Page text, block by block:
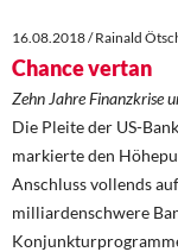
16.08.2018 / Rainald
Chance vertan
Zehn Jahre Finanzkrise
Die Pleite der US-
markierte den
Anschluss vollends
milliardenschwere